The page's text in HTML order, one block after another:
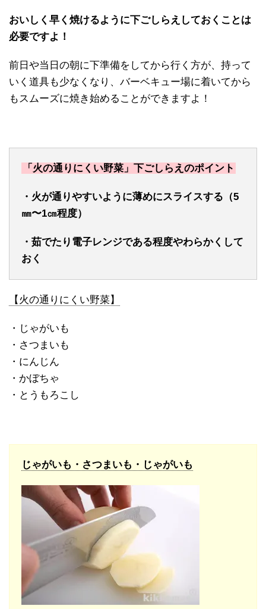
おいしく早く焼けるように下ごしらえしておくことは
必要ですよ！
前日や当日の朝に下準備をしてから行く方が、持って
いく道具も少なくなり、バーベキュー場に着いてから
もスムーズに焼き始めることができますよ！
「火の通りにくい野菜」下ごしらえのポイント
・火が通りやすいように薄めにスライスする（5
㎜〜1㎝程度）
・茹でたり電子レンジである程度やわらかくして
おく
【火の通りにくい野菜】
・じゃがいも
・さつまいも
・にんじん
・かぼちゃ
・とうもろこし
じゃがいも・さつまいも・じゃがいも